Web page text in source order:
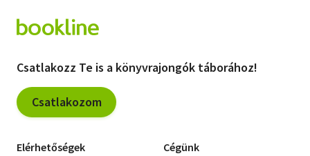
Csatlakozz Te is a könyvrajongók táborához!
Csatlakozom
Elérhetőségek Cégünk